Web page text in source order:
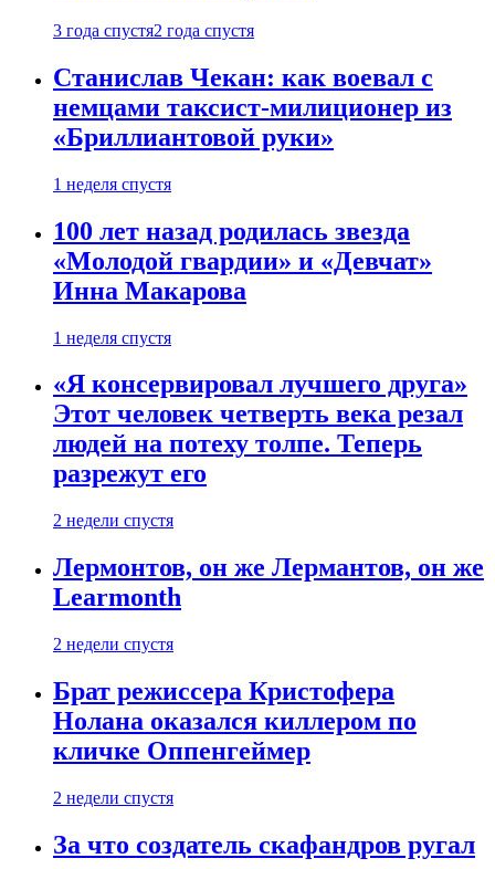
3 года спустя2 года спустя
Станислав Чекан: как воевал с
немцами таксист-милиционер из
«Бриллиантовой руки»
1 неделя спустя
100 лет назад родилась звезда
«Молодой гвардии» и «Девчат»
Инна Макарова
1 неделя спустя
«Я консервировал лучшего друга»
Этот человек четверть века резал
людей на потеху толпе. Теперь
разрежут его
2 недели спустя
Лермонтов, он же Лермантов, он же
Learmonth
2 недели спустя
Брат режиссера Кристофера
Нолана оказался киллером по
кличке Оппенгеймер
2 недели спустя
За что создатель скафандров ругал